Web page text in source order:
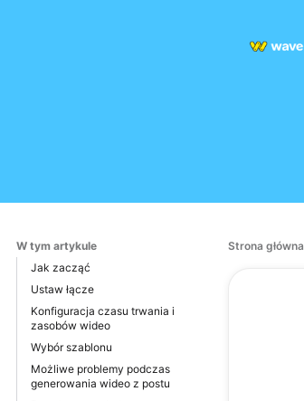
W tym artykule
Jak zacząć
Ustaw łącze
Konfiguracja czasu trwania i
zasobów wideo
Wybór szablonu
Możliwe problemy podczas
generowania wideo z postu
Strona główna